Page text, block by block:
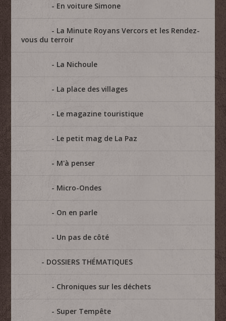
En voiture Simone
La Minute Royans Vercors et les Rendez-
vous du terroir
La Nichoule
La place des villages
Le magazine touristique
Le petit mag de La Paz
M'à penser
Micro-Ondes
On en parle
Un pas de côté
DOSSIERS THÉMATIQUES
Chroniques sur les déchets
Super Tempête